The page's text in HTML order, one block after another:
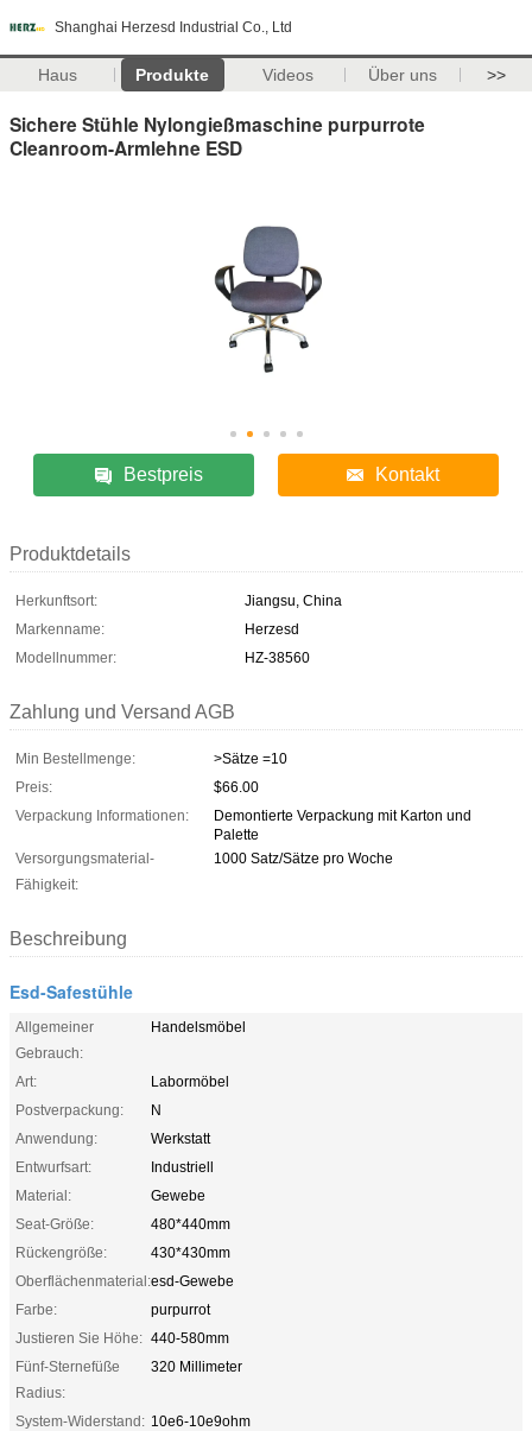
Shanghai Herzesd Industrial Co., Ltd
Haus Produkte Videos Über uns >>
Sichere Stühle Nylongießmaschine purpurrote
Cleanroom-Armlehne ESD
Bestpreis Kontakt
Produktdetails
Herkunftsort:
Jiangsu, China
Markenname:
Herzesd
Modellnummer:
HZ-38560
Zahlung und Versand AGB
Min Bestellmenge:
>Sätze =10
Preis:
$66.00
Verpackung Informationen:
Demontierte Verpackung mit Karton und
Palette
Versorgungsmaterial-
Fähigkeit:
1000 Satz/Sätze pro Woche
Beschreibung
Esd-Safestühle
Allgemeiner
Gebrauch:
Handelsmöbel
Art:
Labormöbel
Postverpackung:
N
Anwendung:
Werkstatt
Entwurfsart:
Industriell
Material:
Gewebe
Seat-Größe:
480*440mm
Rückengröße:
430*430mm
Oberflächenmaterial:esd-Gewebe
Farbe:
purpurrot
Justieren Sie Höhe: 440-580mm
Fünf-Sternefüße
Radius:
320 Millimeter
System-Widerstand: 10e6-10e9ohm